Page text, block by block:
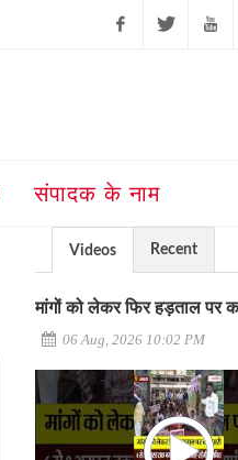
संपादक के नाम
Videos Recent
मांगों को लेकर फिर हड़ताल पर
06 Aug, 2026 10:02 PM